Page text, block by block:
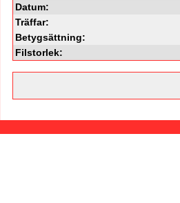
Datum:
Träffar:
Betygsättning:
Filstorlek: